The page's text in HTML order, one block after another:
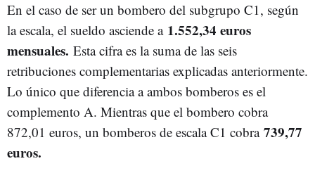
En el caso de ser un bombero del subgrupo C1, según
la escala, el sueldo asciende a 1.552,34 euros
mensuales. Esta cifra es la suma de las seis
retribuciones complementarias explicadas anteriormente.
Lo único que diferencia a ambos bomberos es el
complemento A. Mientras que el bombero cobra
872,01 euros, un bomberos de escala C1 cobra 739,77
euros.